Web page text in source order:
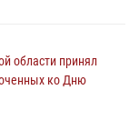
области принял
ко Дню